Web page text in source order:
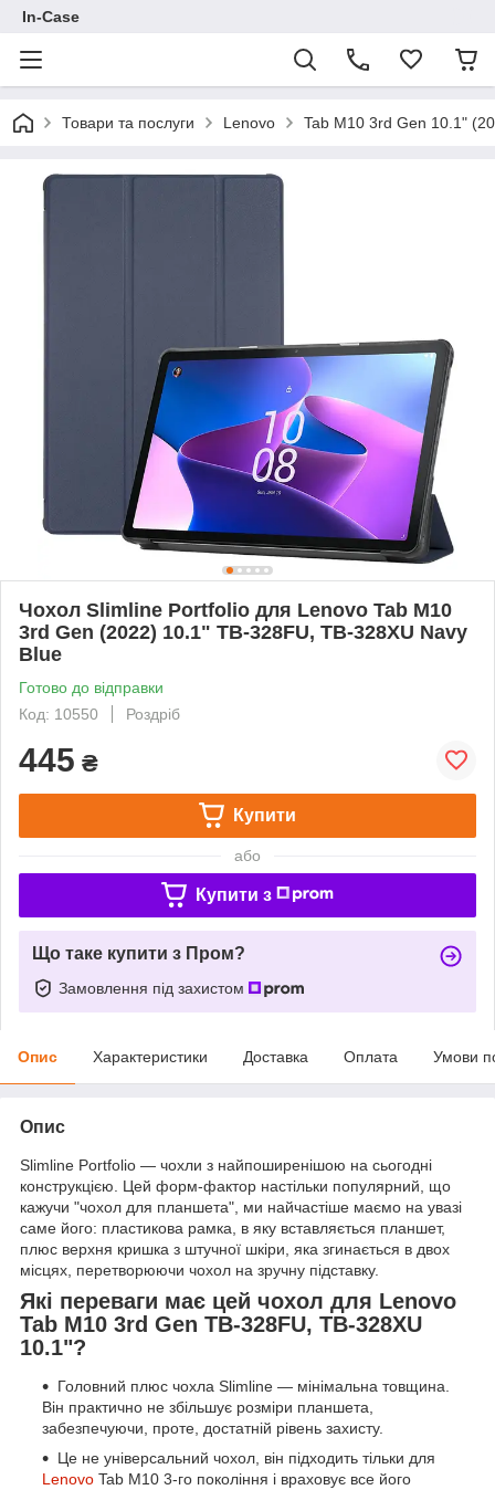
In-Case
Товари та послуги Lenovo Tab M10 3rd Gen 10.1"
Чохол Slimline Portfolio для Lenovo Tab M10
3rd Gen (2022) 10.1" TB-328FU, TB-328XU Navy
Blue
Готово до відправки
Код: 10550
Роздріб
445 ₴
Купити
або
Купити з
Що таке купити з Пром?
Замовлення під захистом
Опис Характеристики Доставка Оплата Умови
Опис
Slimline Portfolio — чохли з найпоширенішою на сьогодні
конструкцією. Цей форм-фактор настільки популярний, що
кажучи "чохол для планшета", ми найчастіше маємо на увазі
саме його: пластикова рамка, в яку вставляється планшет,
плюс верхня кришка з штучної шкіри, яка згинається в двох
місцях, перетворюючи чохол на зручну підставку.
Які переваги має цей чохол для Lenovo
Tab M10 3rd Gen TB-328FU, TB-328XU
10.1"?
Головний плюс чохла Slimline — мінімальна товщина.
Він практично не збільшує розміри планшета,
забезпечуючи, проте, достатній рівень захисту.
Це не універсальний чохол, він підходить тільки для
Lenovo Tab M10 3-го покоління і враховує все його